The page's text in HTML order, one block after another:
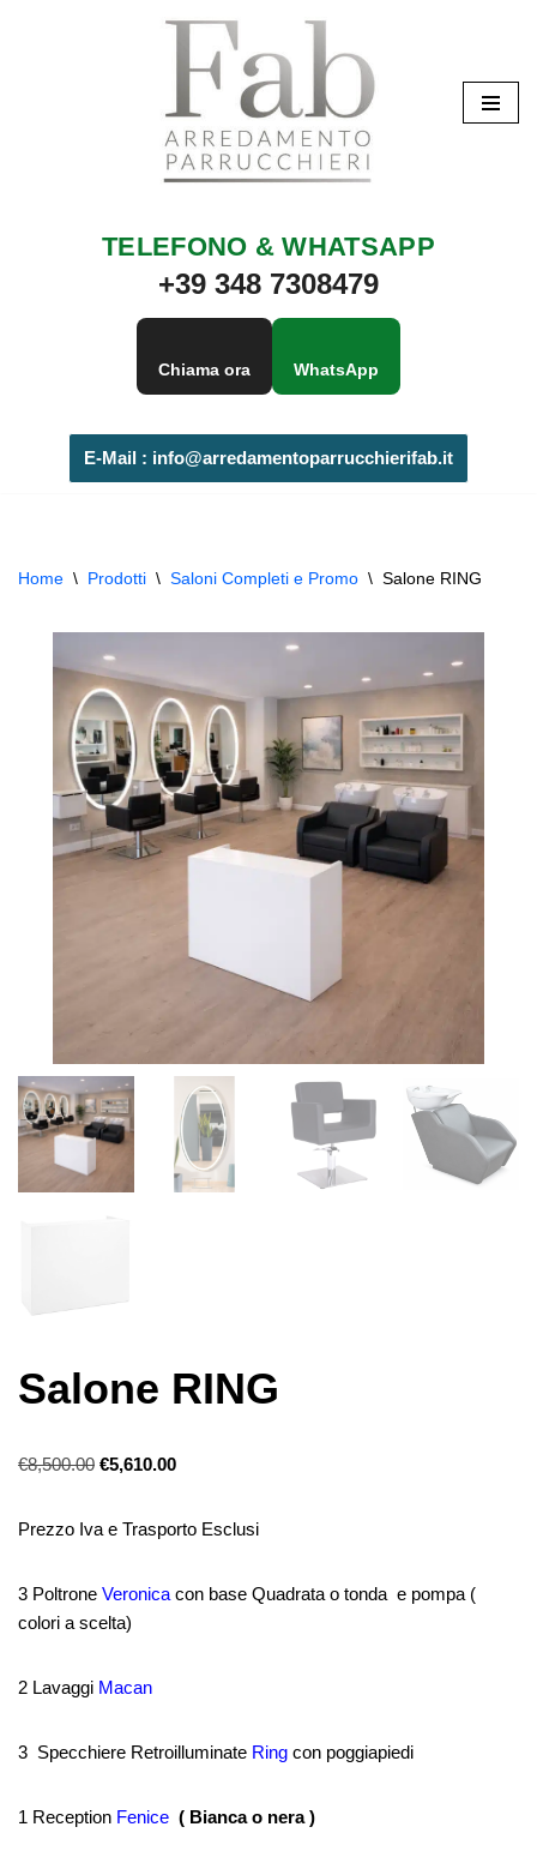
TELEFONO & WHATSAPP
+39 348 7308479
Chiama ora WhatsApp
E-Mail : info@arredamentoparrucchierifab.it
Home \ Prodotti \ Saloni Completi e Promo \ Salone RING
Salone RING
€8,500.00 €5,610.00
Prezzo Iva e Trasporto Esclusi
3 Poltrone Veronica con base Quadrata o tonda e pompa (
colori a scelta)
2 Lavaggi Macan
3 Specchiere Retroilluminate Ring con poggiapiedi
1 Reception Fenice ( Bianca o nera )